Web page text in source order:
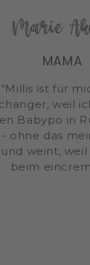
Marie
MAMA
“Millis ist für
weil
Babypo in
- ohne das
weint,
beim